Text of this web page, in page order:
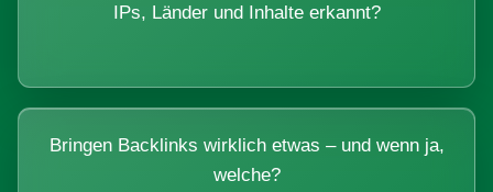
IPs, Länder und Inhalte erkannt?
Bringen Backlinks wirklich etwas – und wenn ja,
welche?